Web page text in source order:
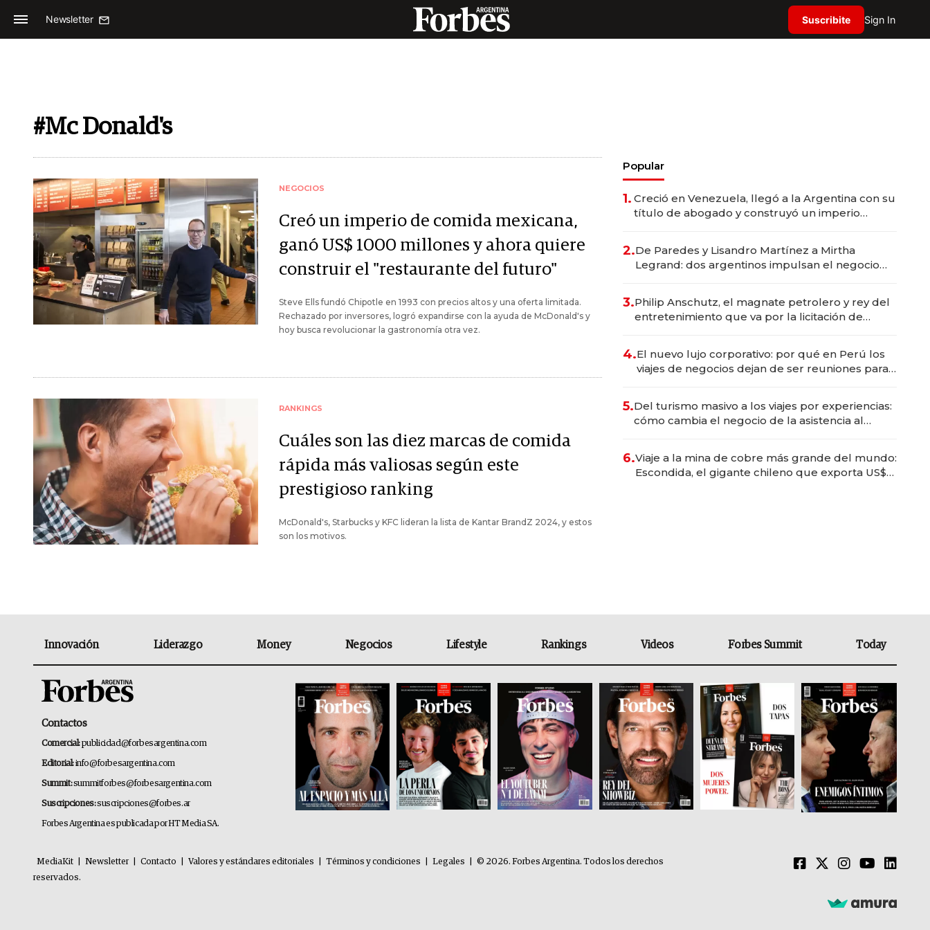
Newsletter Suscribite Sign In
#Mc Donald's
NEGOCIOS
Creó un imperio de comida mexicana,
ganó US$ 1000 millones y ahora quiere
construir el "restaurante del futuro"
Steve Ells fundó Chipotle en 1993 con precios altos y una oferta limitada.
Rechazado por inversores, logró expandirse con la ayuda de McDonald's y
hoy busca revolucionar la gastronomía otra vez.
RANKINGS
Cuáles son las diez marcas de comida
rápida más valiosas según este
prestigioso ranking
McDonald's, Starbucks y KFC lideran la lista de Kantar BrandZ 2024, y estos
son los motivos.
Popular
1. Creció en Venezuela, llegó a la Argentina con su
título de abogado y construyó un imperio
2.De Paredes y Lisandro Martínez a Mirtha
Legrand: dos argentinos impulsan el negocio
3.Philip Anschutz, el magnate petrolero y rey del
entretenimiento que va por la licitación de
4.El nuevo lujo corporativo: por qué en Perú los
viajes de negocios dejan de ser reuniones para
5.Del turismo masivo a los viajes por experiencias:
cómo cambia el negocio de la asistencia al
6.Viaje a la mina de cobre más grande del mundo:
Escondida, el gigante chileno que exporta US$
Innovación Liderazgo Money Negocios Lifestyle Rankings Videos Forbes Summit Today
Contactos
Comercial:publicidad@forbesargentina.com
Editorial:info@forbesargentina.com
Summit:summitforbes@forbesargentina.com
Suscripciones:suscripciones@forbes.ar
Forbes Argentina es publicada por HT Media SA.
MediaKit Newsletter Contacto Valores y estándares editoriales Términos y condiciones Legales
© 2026. Forbes Argentina. Todos los derechos
reservados.